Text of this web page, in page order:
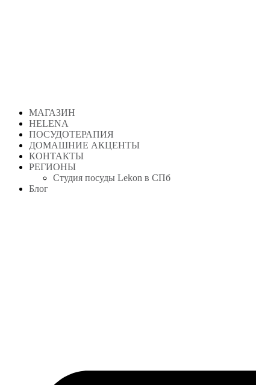
МАГАЗИН
HELENA
ПОСУДОТЕРАПИЯ
ДОМАШНИЕ АКЦЕНТЫ
КОНТАКТЫ
РЕГИОНЫ
Студия посуды Lekon в СПб
Блог